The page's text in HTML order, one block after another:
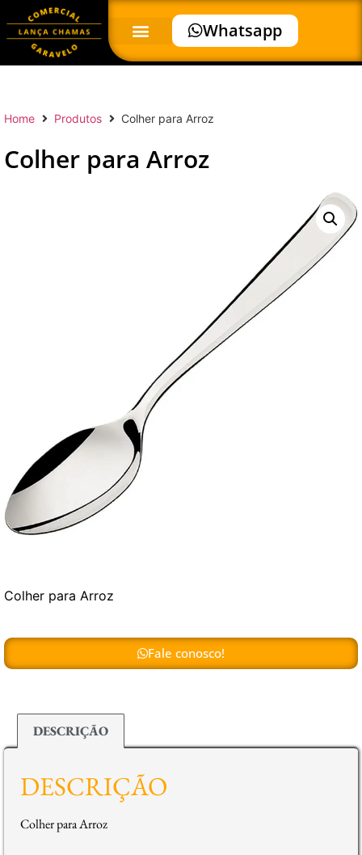
Whatsapp
Home Produtos Colher para Arroz
Colher para Arroz
Colher para Arroz
Fale conosco!
DESCRIÇÃO
DESCRIÇÃO
Colher para Arroz